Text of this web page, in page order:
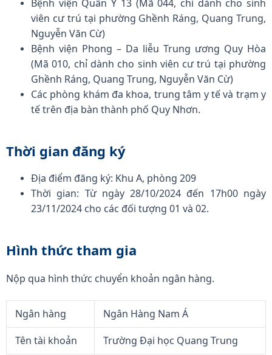
Bệnh viện Quân Y 13 (Mã 044, chỉ dành cho sinh
viên cư trú tại phường Ghềnh Ráng, Quang Trung,
Nguyễn Văn Cừ)
Bệnh viện Phong – Da liễu Trung ương Quy Hòa
(Mã 010, chỉ dành cho sinh viên cư trú tại phường
Ghềnh Ráng, Quang Trung, Nguyễn Văn Cừ)
Các phòng khám đa khoa, trung tâm y tế và trạm y
tế trên địa bàn thành phố Quy Nhơn.
Thời gian đăng ký
Địa điểm đăng ký: Khu A, phòng 209
Thời gian: Từ ngày 28/10/2024 đến 17h00 ngày
23/11/2024 cho các đối tượng 01 và 02.
Hình thức tham gia
Nộp qua hình thức chuyển khoản ngân hàng.
Ngân hàng
Ngân Hàng Nam Á
Tên tài khoản
Trường Đại học Quang Trung